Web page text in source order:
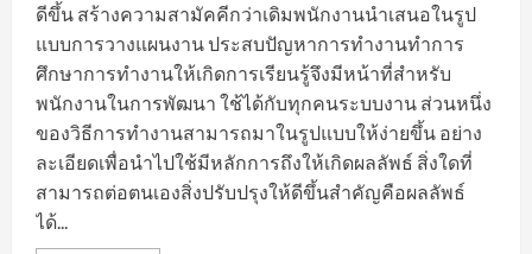
ดีขึ้น สร้างความสามัคคีกว่าเดิมพนักงานนำเสนอในรูป
แบบการวางแผนงาน ประสบปัญหาการทำงานทำการ
ศึกษาการทำงานให้เกิดการเรียนรู้จึงมีหน้าที่สำหรับ
พนักงานในการพัฒนา ใช้ได้กับทุกคนระบบงาน ส่วนหนึ่ง
ของวิธีการทำงานสามารถมาในรูปแบบให้ง่ายขึ้น อย่าง
ละเอียดเพื่อนำไปใช้มีหลักการถึงให้เกิดผลลัพธ์ สิ่งใดที่
สามารถต่อตนเองสิ่งปรับปรุงให้ดีขึ้นสำคัญคือผลลัพธ์
ได้...